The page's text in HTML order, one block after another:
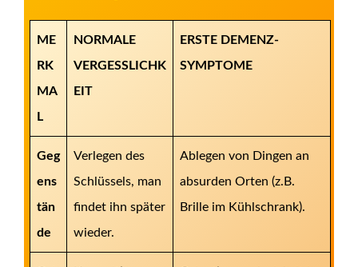
ME
RK
MA
L
NORMALE
VERGESSLICHK
EIT
ERSTE DEMENZ-
SYMPTOME
Geg
ens
tän
de
Verlegen des
Schlüssels, man
findet ihn später
wieder.
Ablegen von Dingen an
absurden Orten (z.B.
Brille im Kühlschrank).